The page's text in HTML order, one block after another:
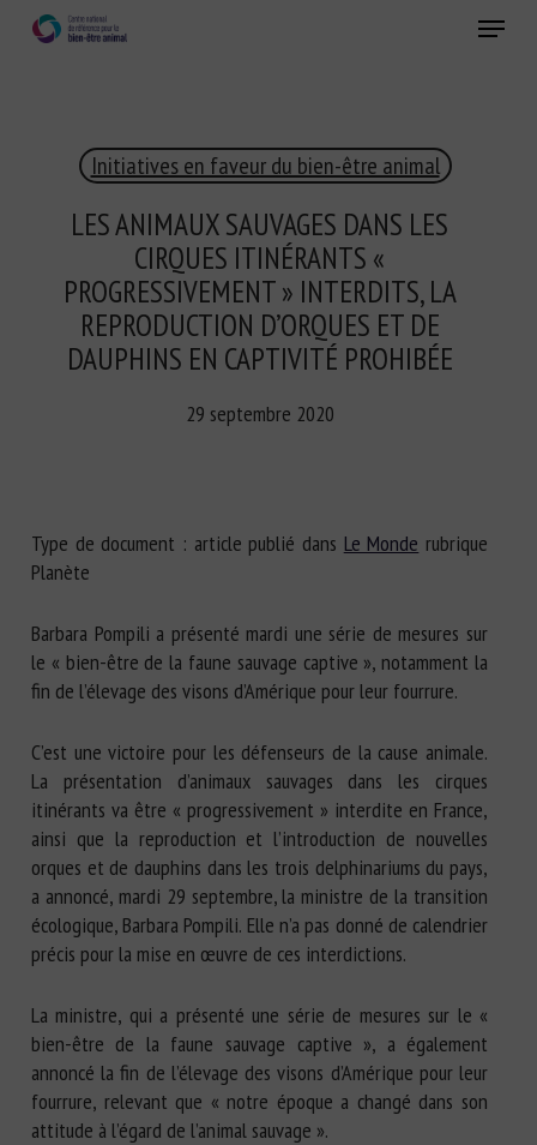
Menu
Initiatives en faveur du bien-être animal
LES ANIMAUX SAUVAGES DANS LES
CIRQUES ITINÉRANTS «
PROGRESSIVEMENT » INTERDITS, LA
REPRODUCTION D’ORQUES ET DE
DAUPHINS EN CAPTIVITÉ PROHIBÉE
29 septembre 2020
Type de document : article publié dans Le Monde rubrique
Planète
Barbara Pompili a présenté mardi une série de mesures sur
le « bien-être de la faune sauvage captive », notamment la
fin de l’élevage des visons d’Amérique pour leur fourrure.
C’est une victoire pour les défenseurs de la cause animale.
La présentation d’animaux sauvages dans les cirques
itinérants va être « progressivement » interdite en France,
ainsi que la reproduction et l’introduction de nouvelles
orques et de dauphins dans les trois delphinariums du pays,
a annoncé, mardi 29 septembre, la ministre de la transition
écologique, Barbara Pompili. Elle n’a pas donné de calendrier
précis pour la mise en œuvre de ces interdictions.
La ministre, qui a présenté une série de mesures sur le «
bien-être de la faune sauvage captive », a également
annoncé la fin de l’élevage des visons d’Amérique pour leur
fourrure, relevant que « notre époque a changé dans son
attitude à l’égard de l’animal sauvage ».
RECEVEZ CHAQUE MOIS GRATUITEMENT
ANIMAL
Select language
Nom *
Prénom *
Organisme *
E-mail *
En soumettant ce formulaire, j'accepte que les
informations saisies soient utilisées dans le cadre de la
relation avec le CNR BEA. *
Les champs suivis de * sont obligatoires